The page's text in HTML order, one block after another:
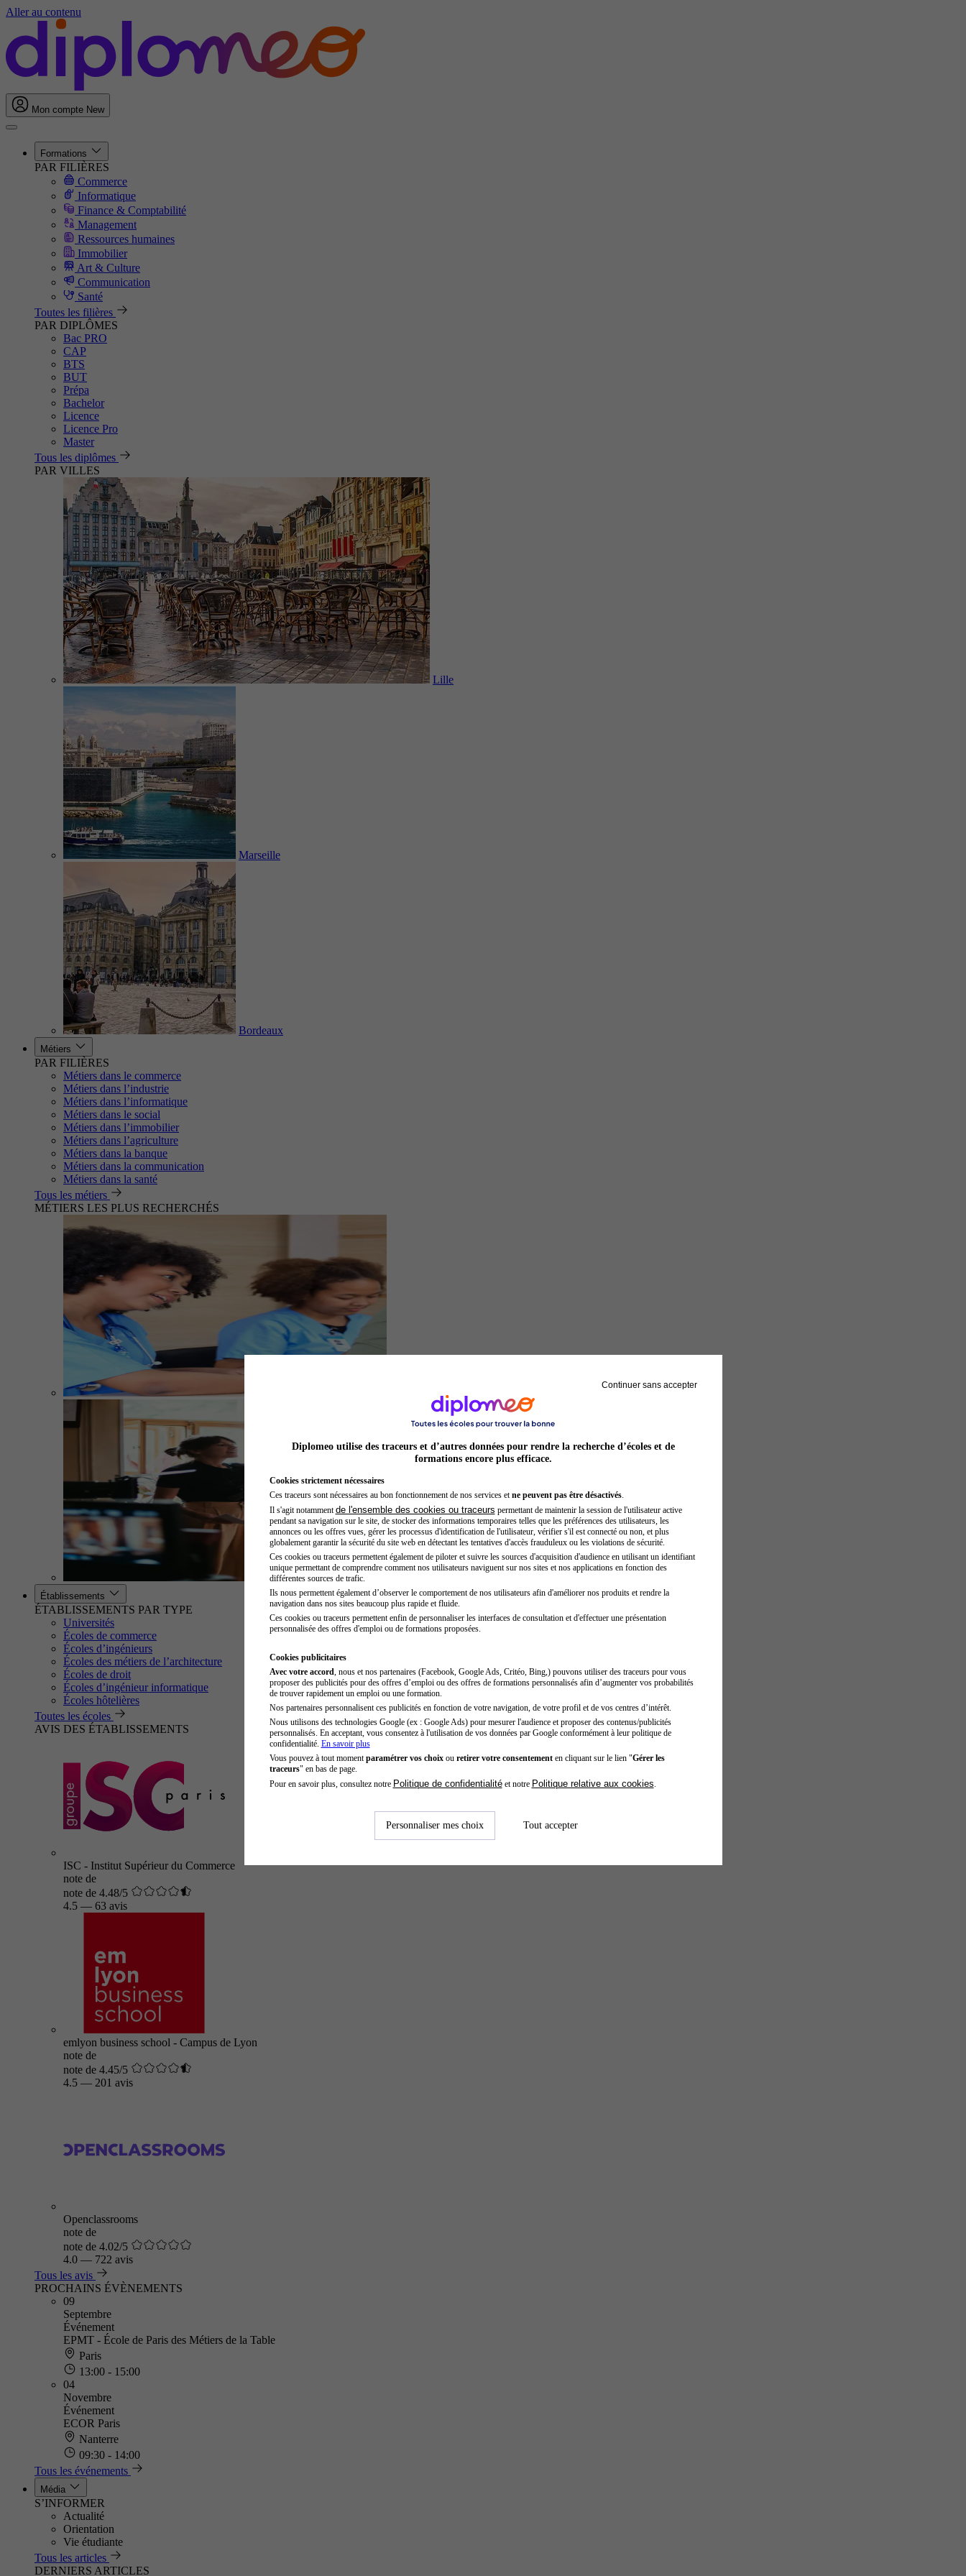
Aller au contenu
Mon compte New
Formations
PAR FILIÈRES
Commerce
Informatique
Finance & Comptabilité
Management
Ressources humaines
Immobilier
Art & Culture
Communication
Santé
Toutes les filières
PAR DIPLÔMES
Bac PRO
CAP
BTS
BUT
Prépa
Bachelor
Licence
Licence Pro
Master
Tous les diplômes
PAR VILLES
Lille
Marseille
Bordeaux
Métiers
PAR FILIÈRES
Métiers dans le commerce
Métiers dans l’industrie
Métiers dans l’informatique
Métiers dans le social
Métiers dans l’immobilier
Métiers dans l’agriculture
Métiers dans la banque
Métiers dans la communication
Métiers dans la santé
Tous les métiers
MÉTIERS LES PLUS RECHERCHÉS
Secrétaire médicale
Établissements
ÉTABLISSEMENTS PAR TYPE
Universités
Écoles de commerce
Écoles d’ingénieurs
Écoles des métiers de l’architecture
Écoles de droit
Écoles d’ingénieur informatique
Écoles hôtelières
Toutes les écoles
AVIS DES ÉTABLISSEMENTS
ISC - Institut Supérieur du Commerce
note de
note de 4.48/5
4.5 — 63 avis
emlyon business school - Campus de Lyon
note de
note de 4.45/5
4.5 — 201 avis
Openclassrooms
note de
note de 4.02/5
4.0 — 722 avis
Tous les avis
PROCHAINS ÉVÈNEMENTS
09
Septembre
Événement
EPMT - École de Paris des Métiers de la Table
Paris
13:00 - 15:00
04
Novembre
Événement
ECOR Paris
Nanterre
09:30 - 14:00
Tous les événements
Média
S’INFORMER
Actualité
Orientation
Vie étudiante
Tous les articles
DERNIERS ARTICLES
Continuer sans accepter
Diplomeo utilise des traceurs et d’autres données pour rendre la recherche d’écoles et de
formations encore plus efficace.
Cookies strictement nécessaires
Ces traceurs sont nécessaires au bon fonctionnement de nos services et ne peuvent pas être désactivés.
Il s'agit notamment de l'ensemble des cookies ou traceurs permettant de maintenir la session de l'utilisateur active
pendant sa navigation sur le site, de stocker des informations temporaires telles que les préférences des utilisateurs, les
annonces ou les offres vues, gérer les processus d'identification de l'utilisateur, vérifier s'il est connecté ou non, et plus
globalement garantir la sécurité du site web en détectant les tentatives d'accès frauduleux ou les violations de sécurité.
Ces cookies ou traceurs permettent également de piloter et suivre les sources d'acquisition d'audience en utilisant un identifiant
unique permettant de comprendre comment nos utilisateurs naviguent sur nos sites et nos applications en fonction des
différentes sources de trafic.
Ils nous permettent également d’observer le comportement de nos utilisateurs afin d'améliorer nos produits et rendre la
navigation dans nos sites beaucoup plus rapide et fluide.
Ces cookies ou traceurs permettent enfin de personnaliser les interfaces de consultation et d'effectuer une présentation
personnalisée des offres d'emploi ou de formations proposées.
Cookies publicitaires
Avec votre accord , nous et nos partenaires (Facebook, Google Ads, Critéo, Bing,) pouvons utiliser des traceurs pour vous
proposer des publicités pour des offres d’emploi ou des offres de formations personnalisés afin d’augmenter vos probabilités
de trouver rapidement un emploi ou une formation.
Nos partenaires personnalisent ces publicités en fonction de votre navigation, de votre profil et de vos centres d’intérêt.
Nous utilisons des technologies Google (ex : Google Ads) pour mesurer l'audience et proposer des contenus/publicités
personnalisés. En acceptant, vous consentez à l'utilisation de vos données par Google conformément à leur politique de
confidentialité. En savoir plus
Vous pouvez à tout moment paramétrer vos choixou retirer votre consentementen cliquant sur le lien "Gérer les
traceurs" en bas de page.
Pour en savoir plus, consultez notre Politique de confidentialitéet notre Politique relative aux cookies
Personnaliser mes choix Tout accepter